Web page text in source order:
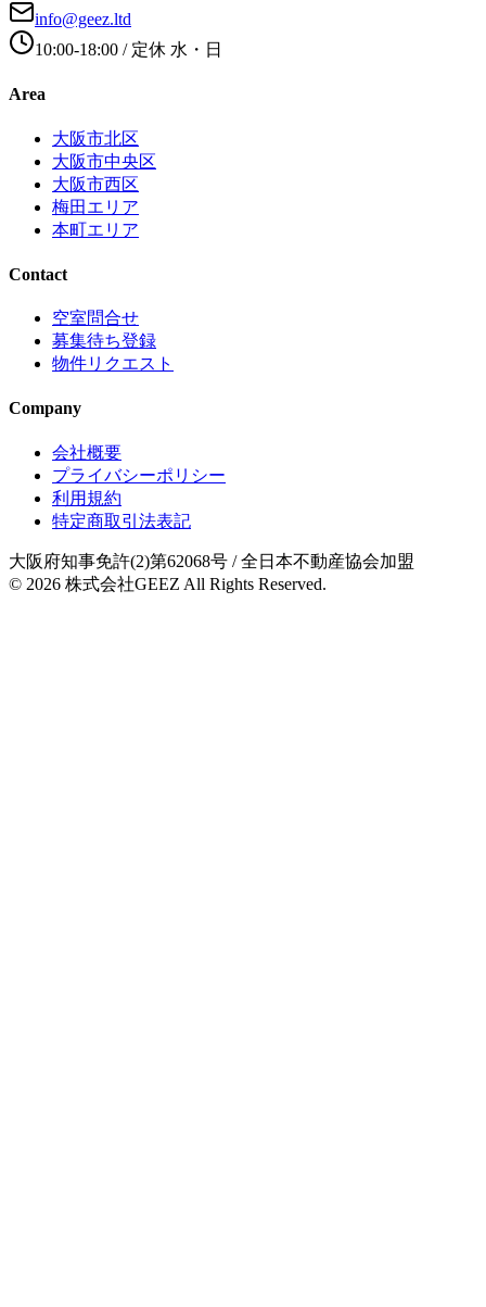
info@geez.ltd
10:00-18:00 / 定休 水・日
Area
大阪市北区
大阪市中央区
大阪市西区
梅田エリア
本町エリア
Contact
空室問合せ
募集待ち登録
物件リクエスト
Company
会社概要
プライバシーポリシー
利用規約
特定商取引法表記
大阪府知事免許(2)第62068号 / 全日本不動産協会加盟
© 2026 株式会社GEEZ All Rights Reserved.